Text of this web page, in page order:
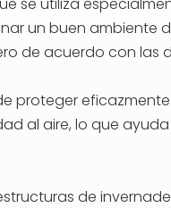
un buen ambiente
de acuerdo con las
proteger
al aire, lo que
de